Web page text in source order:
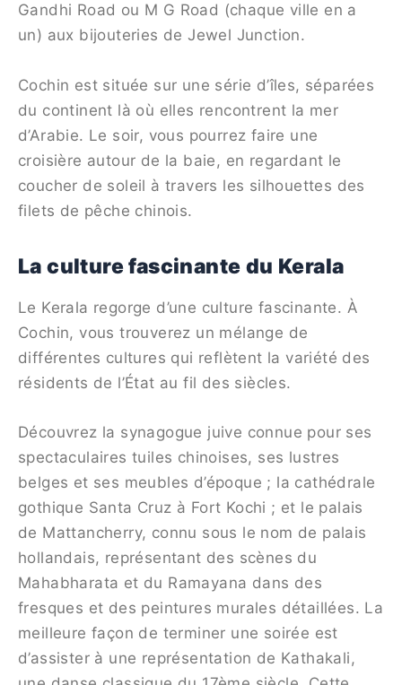
Gandhi Road ou M G Road (chaque ville en a
un) aux bijouteries de Jewel Junction.
Cochin est située sur une série d’îles, séparées
du continent là où elles rencontrent la mer
d’Arabie. Le soir, vous pourrez faire une
croisière autour de la baie, en regardant le
coucher de soleil à travers les silhouettes des
filets de pêche chinois.
La culture fascinante du Kerala
Le Kerala regorge d’une culture fascinante. À
Cochin, vous trouverez un mélange de
différentes cultures qui reflètent la variété des
résidents de l’État au fil des siècles.
Découvrez la synagogue juive connue pour ses
spectaculaires tuiles chinoises, ses lustres
belges et ses meubles d’époque ; la cathédrale
gothique Santa Cruz à Fort Kochi ; et le palais
de Mattancherry, connu sous le nom de palais
hollandais, représentant des scènes du
Mahabharata et du Ramayana dans des
fresques et des peintures murales détaillées. La
meilleure façon de terminer une soirée est
d’assister à une représentation de Kathakali,